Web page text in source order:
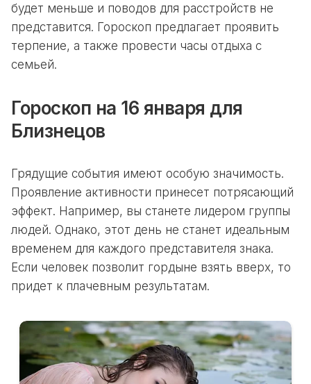
будет меньше и поводов для расстройств не
представится. Гороскоп предлагает проявить
терпение, а также провести часы отдыха с
семьей.
Гороскоп на 16 января для
Близнецов
Грядущие события имеют особую значимость.
Проявление активности принесет потрясающий
эффект. Например, вы станете лидером группы
людей. Однако, этот день не станет идеальным
временем для каждого представителя знака.
Если человек позволит гордыне взять вверх, то
придет к плачевным результатам.